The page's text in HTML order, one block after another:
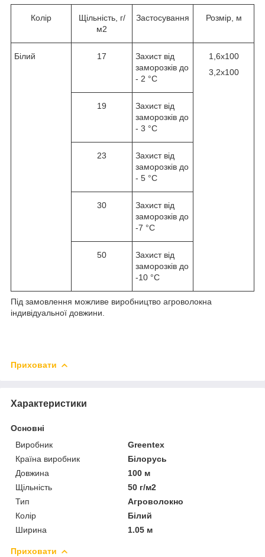
Колір
Щільність, г/
м2
Застосування Розмір, м
Білий 17
Захист від
заморозків до
- 2 °C
1,6х100
3,2х100
19
Захист від
заморозків до
- 3 °C
23
Захист від
заморозків до
- 5 °C
30
Захист від
заморозків до
-7 °C
50
Захист від
заморозків до
-10 °C
Під замовлення можливе виробництво агроволокна
індивідуальної довжини.
Приховати
Характеристики
Основні
Виробник
Greentex
Країна виробник
Білорусь
Довжина
100 м
Щільність
50 г/м2
Тип
Агроволокно
Колір
Білий
Ширина
1.05 м
Приховати